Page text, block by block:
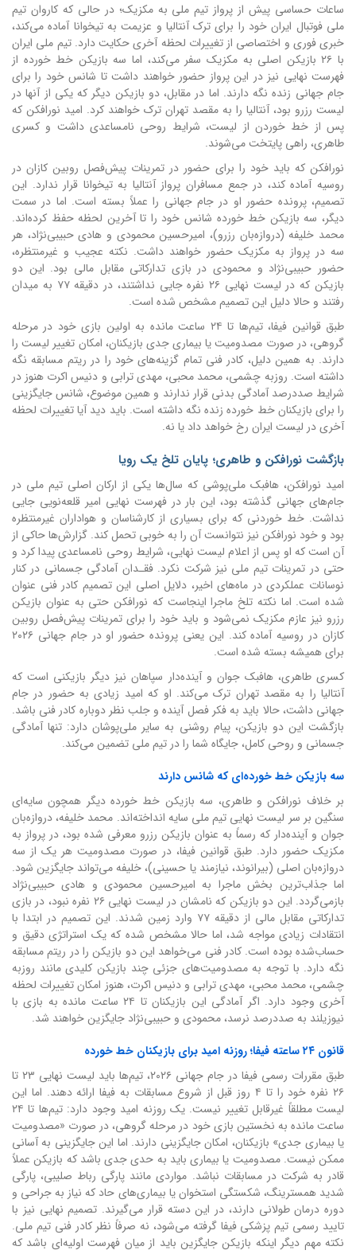
ساعات حساسی پیش از پرواز تیم ملی به مکزیک؛ در حالی که کاروان تیم
ملی فوتبال ایران خود را برای ترک آنتالیا و عزیمت به تیخوانا آماده می‌کند،
خبری فوری و اختصاصی از تغییرات لحظه آخری حکایت دارد. تیم ملی ایران
با ۲۶ بازیکن اصلی به مکزیک سفر می‌کند، اما سه بازیکن خط خورده از
فهرست نهایی نیز در این پرواز حضور خواهند داشت تا شانس خود را برای
جام جهانی زنده نگه دارند. اما در مقابل، دو بازیکن دیگر که یکی از آنها در
لیست رزرو بود، آنتالیا را به مقصد تهران ترک خواهند کرد. امید نورافکن که
پس از خط خوردن از لیست، شرایط روحی نامساعدی داشت و کسری
طاهری، راهی پایتخت می‌شوند.
نورافکن که باید خود را برای حضور در تمرینات پیش‌فصل روبین کازان در
روسیه آماده کند، در جمع مسافران پرواز آنتالیا به تیخوانا قرار ندارد. این
تصمیم، پرونده حضور او در جام جهانی را عملاً بسته است. اما در سمت
دیگر، سه بازیکن خط خورده شانس خود را تا آخرین لحظه حفظ کرده‌اند.
محمد خلیفه (دروازه‌بان رزرو)، امیرحسین محمودی و هادی حبیبی‌نژاد، هر
سه در پرواز به مکزیک حضور خواهند داشت. نکته عجیب و غیرمنتظره،
حضور حبیبی‌نژاد و محمودی در بازی تدارکاتی مقابل مالی بود. این دو
بازیکن که در لیست نهایی ۲۶ نفره جایی نداشتند، در دقیقه ۷۷ به میدان
رفتند و حالا دلیل این تصمیم مشخص شده است.
طبق قوانین فیفا، تیم‌ها تا ۲۴ ساعت مانده به اولین بازی خود در مرحله
گروهی، در صورت مصدومیت یا بیماری جدی بازیکنان، امکان تغییر لیست را
دارند. به همین دلیل، کادر فنی تمام گزینه‌های خود را در ریتم مسابقه نگه
داشته است. روزبه چشمی، محمد محبی، مهدی ترابی و دنیس اکرت هنوز در
شرایط صددرصد آمادگی بدنی قرار ندارند و همین موضوع، شانس جایگزینی
را برای بازیکنان خط خورده زنده نگه داشته است. باید دید آیا تغییرات لحظه
آخری در لیست ایران رخ خواهد داد یا نه.
بازگشت نورافکن و طاهری؛ پایان تلخ یک رویا
امید نورافکن، هافبک ملی‌پوشی که سال‌ها یکی از ارکان اصلی تیم ملی در
جام‌های جهانی گذشته بود، این بار در فهرست نهایی امیر قلعه‌نویی جایی
نداشت. خط خوردنی که برای بسیاری از کارشناسان و هواداران غیرمنتظره
بود و خود نورافکن نیز نتوانست آن را به خوبی تحمل کند. گزارش‌ها حاکی از
آن است که او پس از اعلام لیست نهایی، شرایط روحی نامساعدی پیدا کرد و
حتی در تمرینات تیم ملی نیز شرکت نکرد. فقـدان آمادگی جسمانی در کنار
نوسانات عملکردی در ماه‌های اخیر، دلایل اصلی این تصمیم کادر فنی عنوان
شده است. اما نکته تلخ ماجرا اینجاست که نورافکن حتی به عنوان بازیکن
رزرو نیز عازم مکزیک نمی‌شود و باید خود را برای تمرینات پیش‌فصل روبین
کازان در روسیه آماده کند. این یعنی پرونده حضور او در جام جهانی ۲۰۲۶
برای همیشه بسته شده است.
کسری طاهری، هافبک جوان و آینده‌دار سپاهان نیز دیگر بازیکنی است که
آنتالیا را به مقصد تهران ترک می‌کند. او که امید زیادی به حضور در جام
جهانی داشت، حالا باید به فکر فصل آینده و جلب نظر دوباره کادر فنی باشد.
بازگشت این دو بازیکن، پیام روشنی به سایر ملی‌پوشان دارد: تنها آمادگی
جسمانی و روحی کامل، جایگاه شما را در تیم ملی تضمین می‌کند.
سه بازیکن خط خورده‌ای که شانس دارند
بر خلاف نورافکن و طاهری، سه بازیکن خط خورده دیگر همچون سایه‌ای
سنگین بر سر لیست نهایی تیم ملی سایه انداخته‌اند. محمد خلیفه، دروازه‌بان
جوان و آینده‌دار که رسماً به عنوان بازیکن رزرو معرفی شده بود، در پرواز به
مکزیک حضور دارد. طبق قوانین فیفا، در صورت مصدومیت هر یک از سه
دروازه‌بان اصلی (بیرانوند، نیازمند یا حسینی)، خلیفه می‌تواند جایگزین شود.
اما جذاب‌ترین بخش ماجرا به امیرحسین محمودی و هادی حبیبی‌نژاد
بازمی‌گردد. این دو بازیکن که نامشان در لیست نهایی ۲۶ نفره نبود، در بازی
تدارکاتی مقابل مالی از دقیقه ۷۷ وارد زمین شدند. این تصمیم در ابتدا با
انتقادات زیادی مواجه شد، اما حالا مشخص شده که یک استراتژی دقیق و
حساب‌شده بوده است. کادر فنی می‌خواهد این دو بازیکن را در ریتم مسابقه
نگه دارد. با توجه به مصدومیت‌های جزئی چند بازیکن کلیدی مانند روزبه
چشمی، محمد محبی، مهدی ترابی و دنیس اکرت، هنوز امکان تغییرات لحظه
آخری وجود دارد. اگر آمادگی این بازیکنان تا ۲۴ ساعت مانده به بازی با
نیوزیلند به صددرصد نرسد، محمودی و حبیبی‌نژاد جایگزین خواهند شد.
قانون ۲۴ ساعته فیفا؛ روزنه امید برای بازیکنان خط خورده
طبق مقررات رسمی فیفا در جام جهانی ۲۰۲۶، تیم‌ها باید لیست نهایی ۲۳ تا
۲۶ نفره خود را تا ۴ روز قبل از شروع مسابقات به فیفا ارائه دهند. اما این
لیست مطلقاً غیرقابل تغییر نیست. یک روزنه امید وجود دارد: تیم‌ها تا ۲۴
ساعت مانده به نخستین بازی خود در مرحله گروهی، در صورت «مصدومیت
یا بیماری جدی» بازیکنان، امکان جایگزینی دارند. اما این جایگزینی به آسانی
ممکن نیست. مصدومیت یا بیماری باید به حدی جدی باشد که بازیکن عملاً
قادر به شرکت در مسابقات نباشد. مواردی مانند پارگی رباط صلیبی، پارگی
شدید همسترینگ، شکستگی استخوان یا بیماری‌های حاد که نیاز به جراحی و
دوره درمان طولانی دارند، در این دسته قرار می‌گیرند. تصمیم نهایی نیز با
تایید رسمی تیم پزشکی فیفا گرفته می‌شود، نه صرفاً نظر کادر فنی تیم ملی.
نکته مهم دیگر اینکه بازیکن جایگزین باید از میان فهرست اولیه‌ای باشد که